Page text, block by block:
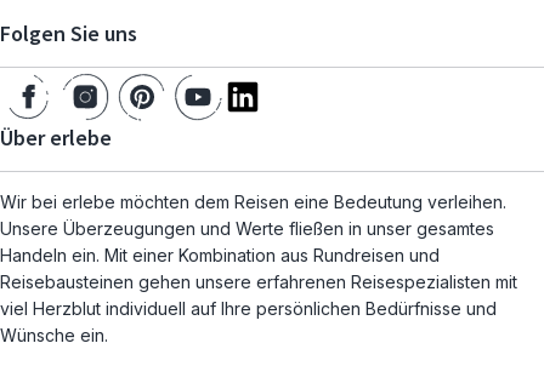
Folgen Sie uns
Über erlebe
Wir bei erlebe möchten dem Reisen eine Bedeutung verleihen.
Unsere Überzeugungen und Werte fließen in unser gesamtes
Handeln ein. Mit einer Kombination aus Rundreisen und
Reisebausteinen gehen unsere erfahrenen Reisespezialisten mit
viel Herzblut individuell auf Ihre persönlichen Bedürfnisse und
Wünsche ein.